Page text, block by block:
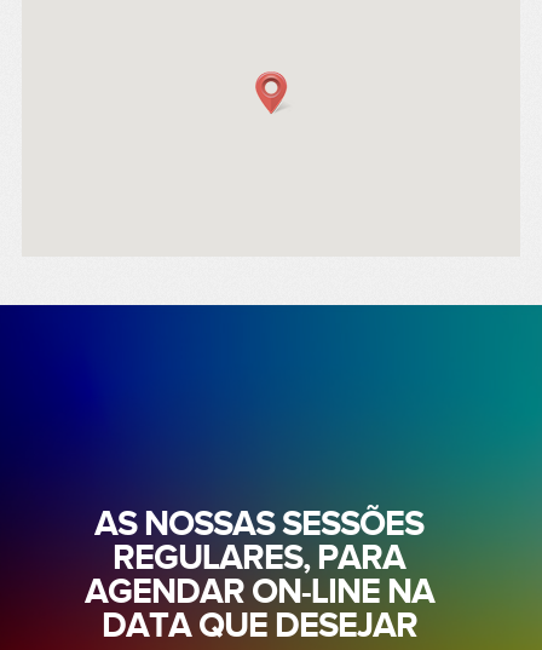
AS NOSSAS SESSÕES
REGULARES, PARA
AGENDAR ON-LINE NA
DATA QUE DESEJAR